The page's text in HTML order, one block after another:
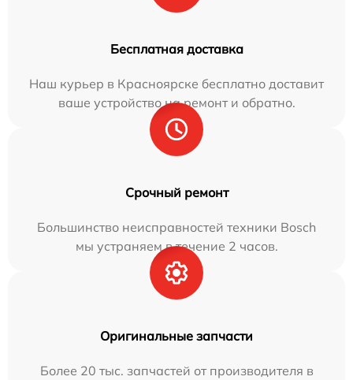
Бесплатная доставка
Наш курьер в Красноярске бесплатно доставит
ваше устройство на ремонт и обратно.
Срочный ремонт
Большинство неисправностей техники Bosch
мы устраняем в течение 2 часов.
Оригинальные запчасти
Более 20 тыс. запчастей от производителя в